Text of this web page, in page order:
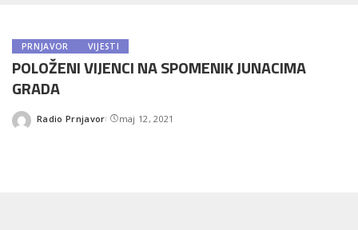
PRNJAVOR VIJESTI
POLOŽENI VIJENCI NA SPOMENIK JUNACIMA
GRADA
Posted
Radio Prnjavor maj 12, 2021